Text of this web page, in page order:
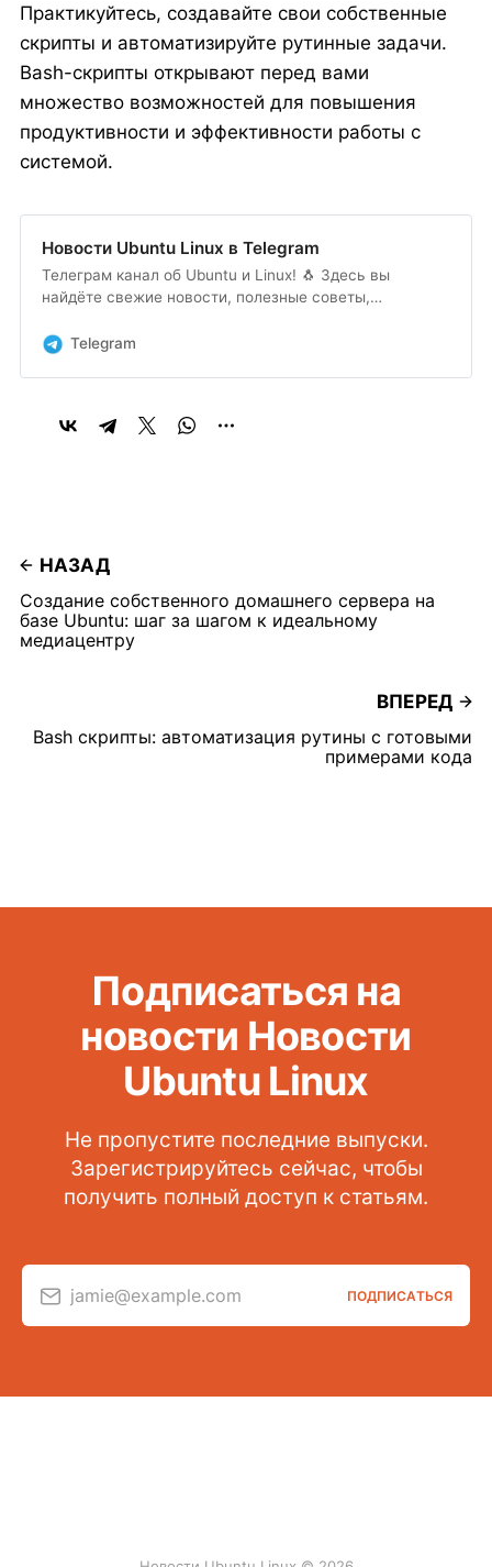
Практикуйтесь, создавайте свои собственные
скрипты и автоматизируйте рутинные задачи.
Bash-скрипты открывают перед вами
множество возможностей для повышения
продуктивности и эффективности работы с
системой.
Новости Ubuntu Linux в Telegram
Телеграм канал об Ubuntu и Linux! 🐧 Здесь вы
найдёте свежие новости, полезные советы,
обновлений. Подписывайтесь, чтобы изучать Linux,
Telegram
НАЗАД
Создание собственного домашнего сервера на
базе Ubuntu: шаг за шагом к идеальному
медиацентру
ВПЕРЕД
Bash скрипты: автоматизация рутины с готовыми
примерами кода
Подписаться на
новости Новости
Ubuntu Linux
Не пропустите последние выпуски.
Зарегистрируйтесь сейчас, чтобы
получить полный доступ к статьям.
jamie@example.com ПОДПИСАТЬСЯ